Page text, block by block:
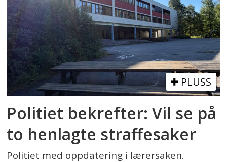
PLUSS
Politiet bekrefter: Vil se på
to henlagte straffesaker
Politiet med oppdatering i lærersaken.